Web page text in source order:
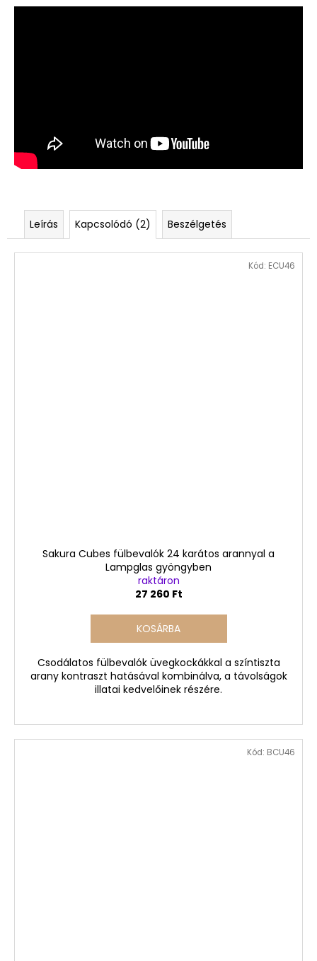
Leírás Kapcsolódó (2) Beszélgetés
Sakura Cubes fülbevalók 24 karátos arannyal a
Lampglas gyöngyben
raktáron
27 260 Ft
KOSÁRBA
Csodálatos fülbevalók üvegkockákkal a színtiszta
arany kontraszt hatásával kombinálva, a távolságok
illatai kedvelőinek részére.
Kód: ECU46
Kód: BCU46